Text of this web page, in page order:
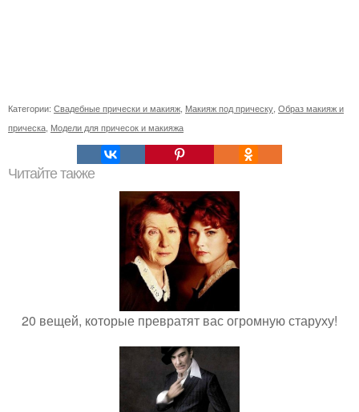
Категории: Свадебные прически и макияж, Макияж под прическу, Образ макияж и
прическа, Модели для причесок и макияжа
Читайте также
20 вещей, которые превратят вас огромную старуху!